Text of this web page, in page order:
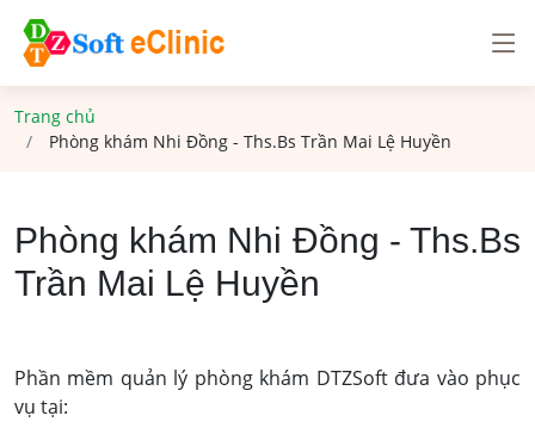
Trang chủ
Phòng khám Nhi Đồng - Ths.Bs Trần Mai Lệ Huyền
Phòng khám Nhi Đồng - Ths.Bs
Trần Mai Lệ Huyền
Phần mềm quản lý phòng khám DTZSoft đưa vào phục
vụ tại: